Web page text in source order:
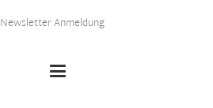
Newsletter Anmeldung